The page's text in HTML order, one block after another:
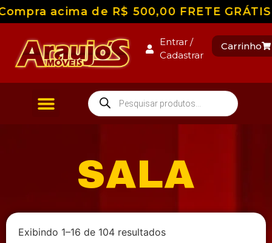
acima de R$ 500,00 FRETE
Entrar /
Cadastrar
Carrinho
SALA
Exibindo 1–16 de 104 resultados